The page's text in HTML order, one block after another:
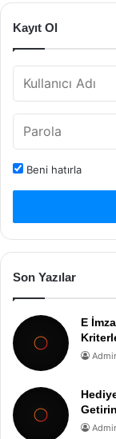
Kayıt Ol
Beni hatırla
Son Yazılar
E
Getirin